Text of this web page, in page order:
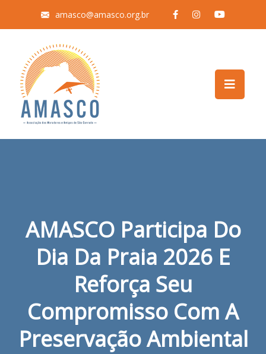
amasco@amasco.org.br
AMASCO Participa Do
Dia Da Praia 2026 E
Reforça Seu
Compromisso Com A
Preservação Ambiental